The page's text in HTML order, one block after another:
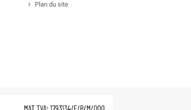
Plan du site